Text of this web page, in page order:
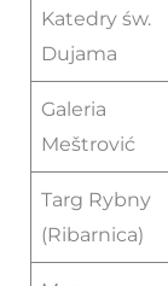
Katedry św.
Dujama
Galeria
Meštrović
Targ Rybny
(Ribarnica)